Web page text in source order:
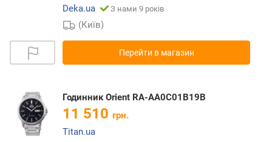
Deka.ua
З нами 9 років
(Київ)
Перейти в магазин
Годинник Orient RA-AA0C01B19B
11 510 грн.
Titan.ua